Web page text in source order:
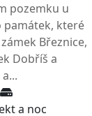
pozemku u
památek, které
Březnice,
Dobříš a
a noc